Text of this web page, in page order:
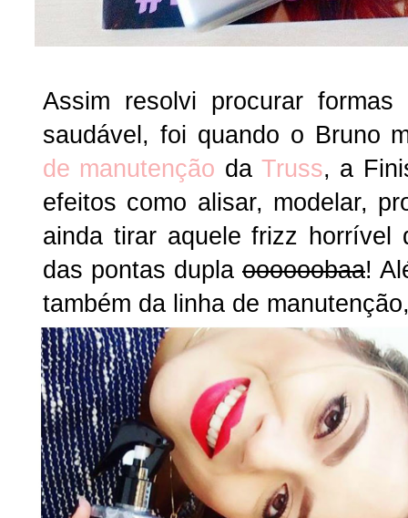
Assim resolvi procurar
saudável, foi quando o Bruno
de manutenção daTruss, a
efeitos como alisar, modelar,
ainda tirar aquele frizz horrível
das pontas dupla oooooobaa!
também da linha de